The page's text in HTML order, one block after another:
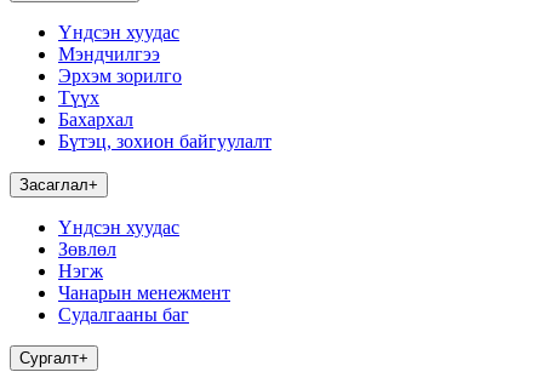
Үндсэн хуудас
Мэндчилгээ
Эрхэм зорилго
Түүх
Бахархал
Бүтэц, зохион байгуулалт
Засаглал+
Үндсэн хуудас
Зөвлөл
Нэгж
Чанарын менежмент
Судалгааны баг
Сургалт+